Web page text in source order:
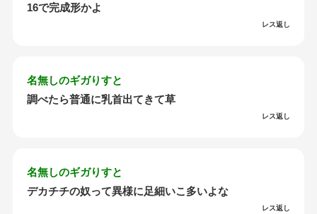
16で完成形かよ
レス返し
名無しのギガりすと
調べたら普通に乳首出てきて草
レス返し
名無しのギガりすと
デカチチの奴って異様に足細いこ多いよな
レス返し